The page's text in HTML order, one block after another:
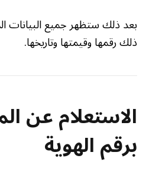
بعد ذلك ستظهر جميع البيانات
ذلك رقمها وقيمتها وتاريخها.
الاستعلام عن
برقم الهوية